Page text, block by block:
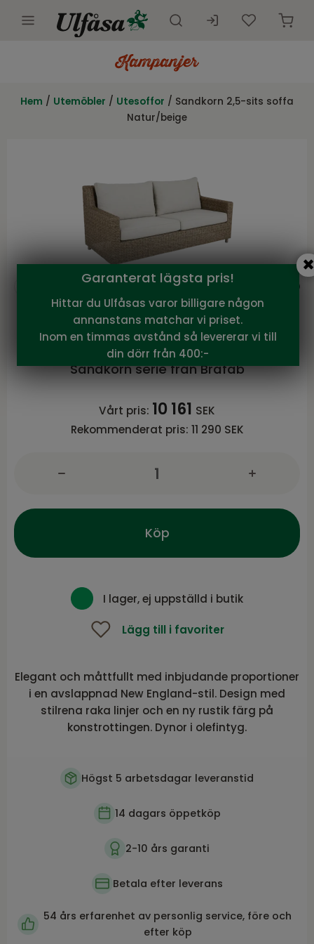
Innemöbler
Kundtjänst
Kampanjer
Hem / Utemöbler / Utesoffor / Sandkorn 2,5-sits soffa
Natur/beige
Brafab
Sandkorn 2,5-sits soffa Natur/beige
Sandkorn serie från Brafab
Vårt pris: 10 161 SEK
Rekommenderat pris: 11 290 SEK
Köp
I lager, ej uppställd i butik
Lägg till i favoriter
Elegant och måttfullt med inbjudande proportioner
i en avslappnad New England-stil. Design med
stilrena raka linjer och en ny rustik färg på
konstrottingen. Dynor i olefintyg.
Högst 5 arbetsdagar leveranstid
14 dagars öppetköp
2-10 års garanti
Betala efter leverans
54 års erfarenhet av personlig service, före och
efter köp
Garanterat lägsta pris!
Hittar du Ulfåsas varor billigare någon
annanstans matchar vi priset.
Inom en timmas avstånd så levererar vi till
din dörr från 400:-